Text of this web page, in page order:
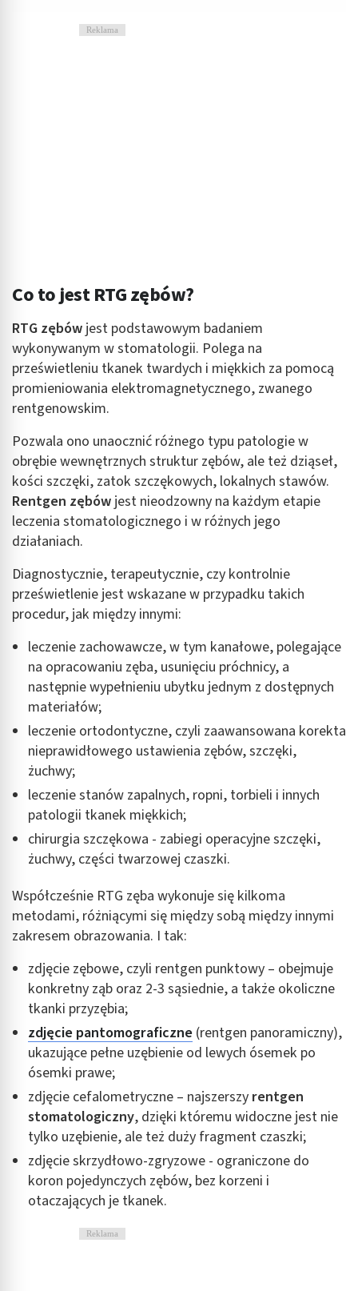
Reklama
Co to jest RTG zębów?
RTG zębów jest podstawowym badaniem
wykonywanym w stomatologii. Polega na
prześwietleniu tkanek twardych i miękkich za pomocą
promieniowania elektromagnetycznego, zwanego
rentgenowskim.
Pozwala ono unaocznić różnego typu patologie w
obrębie wewnętrznych struktur zębów, ale też dziąseł,
kości szczęki, zatok szczękowych, lokalnych stawów.
Rentgen zębów jest nieodzowny na każdym etapie
leczenia stomatologicznego i w różnych jego
działaniach.
Diagnostycznie, terapeutycznie, czy kontrolnie
prześwietlenie jest wskazane w przypadku takich
procedur, jak między innymi:
leczenie zachowawcze, w tym kanałowe, polegające
na opracowaniu zęba, usunięciu próchnicy, a
następnie wypełnieniu ubytku jednym z dostępnych
materiałów;
leczenie ortodontyczne, czyli zaawansowana korekta
nieprawidłowego ustawienia zębów, szczęki,
żuchwy;
leczenie stanów zapalnych, ropni, torbieli i innych
patologii tkanek miękkich;
chirurgia szczękowa - zabiegi operacyjne szczęki,
żuchwy, części twarzowej czaszki.
Współcześnie RTG zęba wykonuje się kilkoma
metodami, różniącymi się między sobą między innymi
zakresem obrazowania. I tak:
zdjęcie zębowe, czyli rentgen punktowy – obejmuje
konkretny ząb oraz 2-3 sąsiednie, a także okoliczne
tkanki przyzębia;
zdjęcie pantomograficzne (rentgen panoramiczny),
ukazujące pełne uzębienie od lewych ósemek po
ósemki prawe;
zdjęcie cefalometryczne – najszerszy rentgen
stomatologiczny, dzięki któremu widoczne jest nie
tylko uzębienie, ale też duży fragment czaszki;
zdjęcie skrzydłowo-zgryzowe - ograniczone do
koron pojedynczych zębów, bez korzeni i
otaczających je tkanek.
Reklama